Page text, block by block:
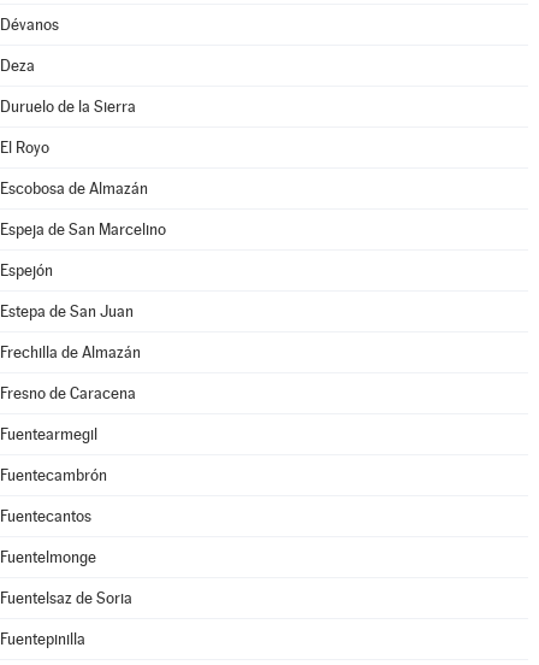
Dévanos
Deza
Duruelo de la Sierra
El Royo
Escobosa de Almazán
Espeja de San Marcelino
Espejón
Estepa de San Juan
Frechilla de Almazán
Fresno de Caracena
Fuentearmegil
Fuentecambrón
Fuentecantos
Fuentelmonge
Fuentelsaz de Soria
Fuentepinilla